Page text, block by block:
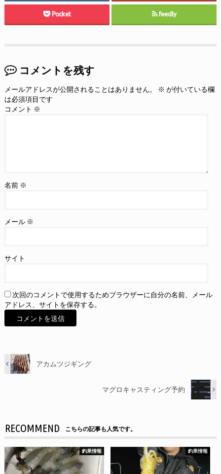
Pocket feedly
コメントを残す
メールアドレスが公開されることはありません。 ※ が付いている欄
は必須項目です
コメント ※
名前 ※
メール ※
サイト
次回のコメントで使用するためブラウザーに自分の名前、メール
アドレス、サイトを保存する。
アカムツジギング
マグロキャスティング予約
RECOMMEND こちらの記事も人気です。
釣果情報 釣果情報